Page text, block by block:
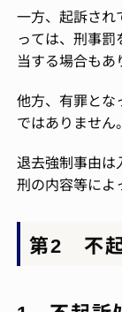
一方、起訴され
っては、刑事
当する場合もあ
他方、有罪とな
ではありません。
退去強制事由は
刑の内容等によ
第2 不